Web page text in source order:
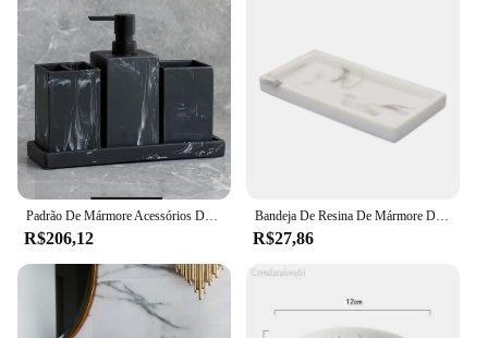
Padrão De Mármore Acessórios Do Banheiro, Completo Material Resina, Loção e Sabão Dispenser, Suporte Escova De Dentes, Bandeja Copo, Preto e Branco
R$206,12
Bandeja De Resina De Mármore De Imitação Nórdica, Bandeja De Vaidade Do Banheiro, Tanque De Banheiro Para Sabão, Decoração De Toalha, Prato Kithen
R$27,86